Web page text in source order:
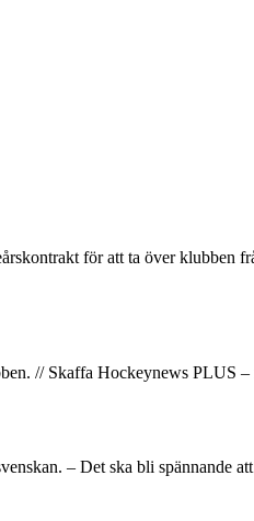
för att ta över klubben
// Skaffa Hockeynews
– Det ska bli spännande